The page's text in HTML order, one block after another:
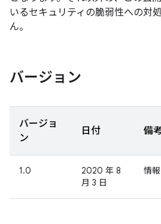
いるセキュリティの脆弱性への対
ん。
バージョン
バージョ
ン
日付 備
1.0
2020 年 8
月 3 日
情